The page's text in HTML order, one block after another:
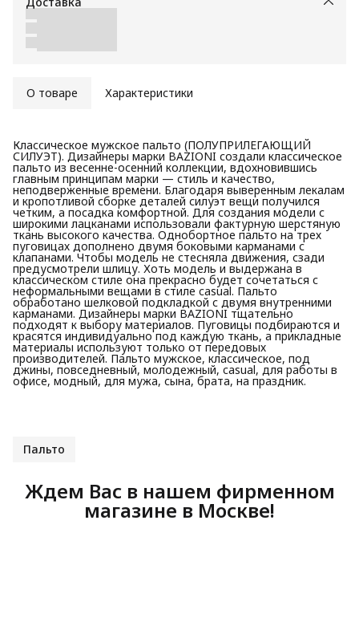
О товаре Характеристики
Классическое мужское пальто (ПОЛУПРИЛЕГАЮЩИЙ
СИЛУЭТ). Дизайнеры марки BAZIONI создали классическое
пальто из весенне-осенний коллекции, вдохновившись
главным принципам марки — стиль и качество,
неподверженные времени. Благодаря выверенным лекалам
и кропотливой сборке деталей силуэт вещи получился
четким, а посадка комфортной. Для создания модели с
широкими лацканами использовали фактурную шерстяную
ткань высокого качества. Однобортное пальто на трех
пуговицах дополнено двумя боковыми карманами с
клапанами. Чтобы модель не стесняла движения, сзади
предусмотрели шлицу. Хоть модель и выдержана в
классическом стиле она прекрасно будет сочетаться с
неформальными вещами в стиле casual. Пальто
обработано шелковой подкладкой с двумя внутренними
карманами. Дизайнеры марки BAZIONI тщательно
подходят к выбору материалов. Пуговицы подбираются и
красятся индивидуально под каждую ткань, а прикладные
материалы используют только от передовых
производителей. Пальто мужское, классическое, под
джины, повседневный, молодежный, casual, для работы в
офисе, модный, для мужа, сына, брата, на праздник.
Пальто
Ждем Вас в нашем фирменном
магазине в Москве!